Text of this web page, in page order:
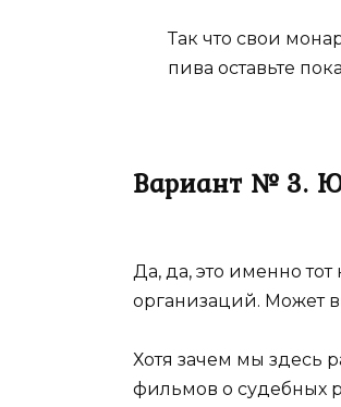
Так что свои
пива оставьте
Вариант № 3.
Да, да, это именно
организаций. Может
Хотя зачем мы здесь
фильмов о судебных